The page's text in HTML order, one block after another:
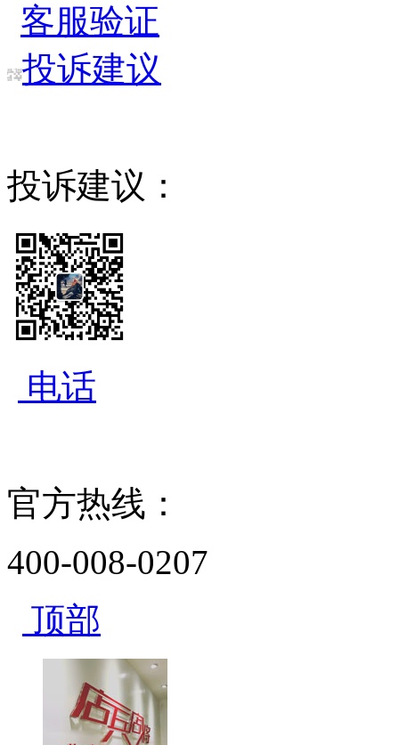
客服验证
投诉建议
投诉建议：
电话
官方热线：
400-008-0207
顶部